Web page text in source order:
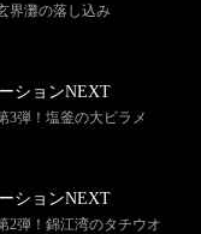
界灘の落し込み
ションNEXT
3弾！塩釜の大ビラメ
ションNEXT
2弾！錦江湾のタチウオ